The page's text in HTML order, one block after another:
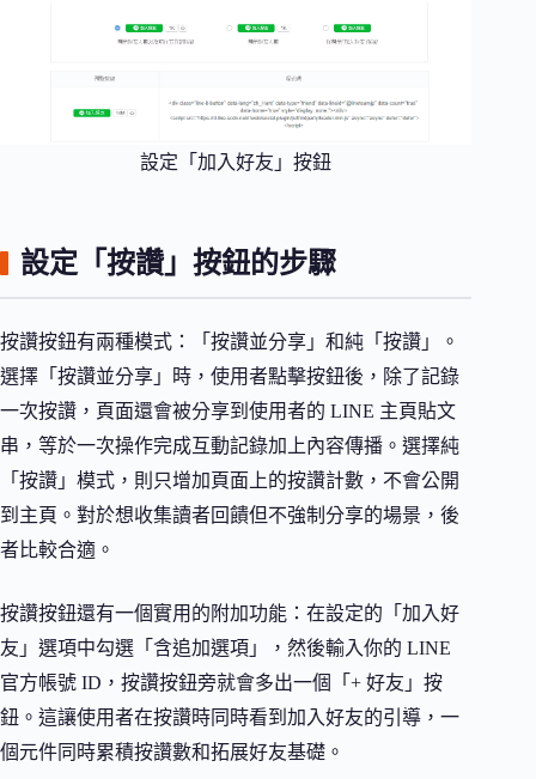
設定「加入好友」按鈕
設定「按讚」按鈕的步驟
按讚按鈕有兩種模式：「按讚並分享」和純「按讚」。
選擇「按讚並分享」時，使用者點擊按鈕後，除了記錄
一次按讚，頁面還會被分享到使用者的 LINE 主頁貼文
串，等於一次操作完成互動記錄加上內容傳播。選擇純
「按讚」模式，則只增加頁面上的按讚計數，不會公開
到主頁。對於想收集讀者回饋但不強制分享的場景，後
者比較合適。
按讚按鈕還有一個實用的附加功能：在設定的「加入好
友」選項中勾選「含追加選項」，然後輸入你的 LINE
官方帳號 ID，按讚按鈕旁就會多出一個「+ 好友」按
鈕。這讓使用者在按讚時同時看到加入好友的引導，一
個元件同時累積按讚數和拓展好友基礎。